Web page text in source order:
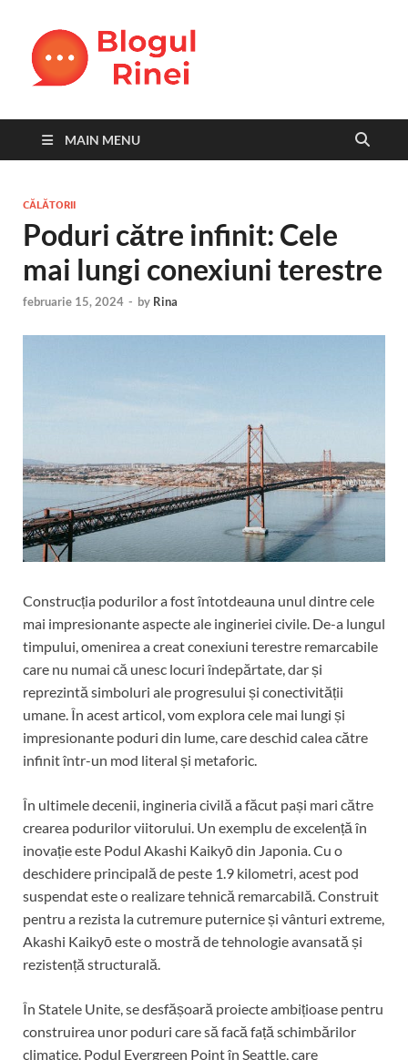
MAIN MENU
CĂLĂTORII
Poduri către infinit: Cele
mai lungi conexiuni terestre
februarie 15, 2024 - by Rina
Construcția podurilor a fost întotdeauna unul dintre cele
mai impresionante aspecte ale ingineriei civile. De-a lungul
timpului, omenirea a creat conexiuni terestre remarcabile
care nu numai că unesc locuri îndepărtate, dar și
reprezintă simboluri ale progresului și conectivității
umane. În acest articol, vom explora cele mai lungi și
impresionante poduri din lume, care deschid calea către
infinit într-un mod literal și metaforic.
În ultimele decenii, ingineria civilă a făcut pași mari către
crearea podurilor viitorului. Un exemplu de excelență în
inovație este Podul Akashi Kaikyō din Japonia. Cu o
deschidere principală de peste 1.9 kilometri, acest pod
suspendat este o realizare tehnică remarcabilă. Construit
pentru a rezista la cutremure puternice și vânturi extreme,
Akashi Kaikyō este o mostră de tehnologie avansată și
rezistență structurală.
În Statele Unite, se desfășoară proiecte ambițioase pentru
construirea unor poduri care să facă față schimbărilor
climatice. Podul Evergreen Point în Seattle, care